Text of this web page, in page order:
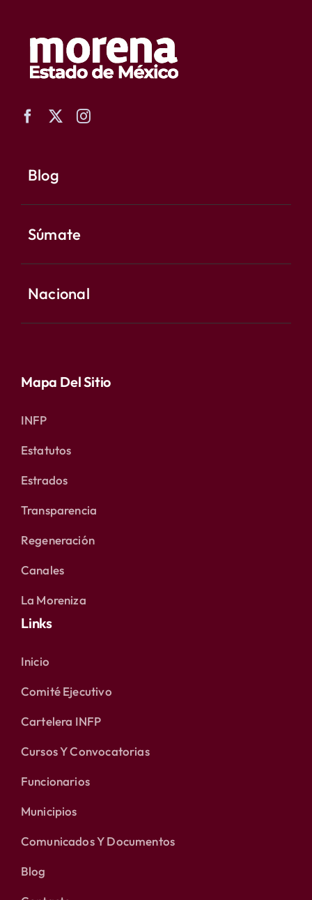
Blog
Súmate
Nacional
Mapa Del Sitio
INFP
Estatutos
Estrados
Transparencia
Regeneración
Canales
La Moreniza
Links
Inicio
Comité Ejecutivo
Cartelera INFP
Cursos Y Convocatorias
Funcionarios
Municipios
Comunicados Y Documentos
Blog